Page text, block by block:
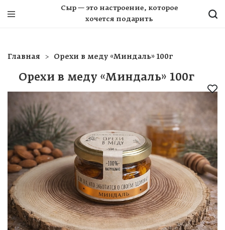
Сыр — это настроение, которое
хочется подарить
Главная Орехи в меду «Миндаль» 100г
Орехи в меду «Миндаль» 100г